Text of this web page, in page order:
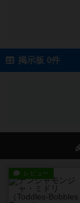
掲示板 0件
レビュー